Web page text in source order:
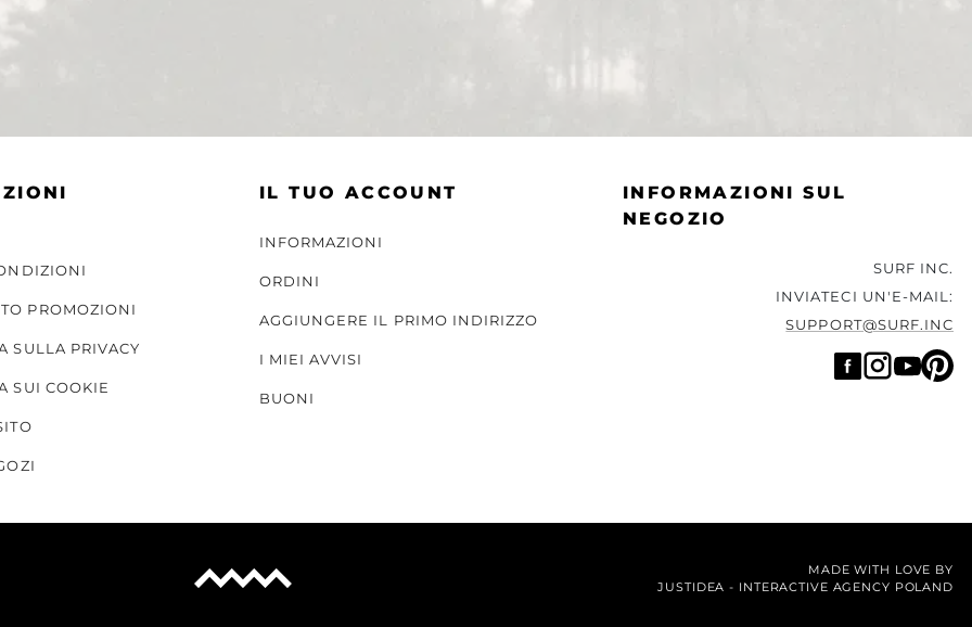
PROMOZIONI
SULLA PRIVACY
SUI COOKIE
IL TUO ACCOUNT
INFORMAZIONI
ORDINI
AGGIUNGERE IL PRIMO INDIRIZZO
I MIEI AVVISI
BUONI
INFORMAZIONI SUL
NEGOZIO
SURF INC.
INVIATECI UN'E-MAIL:
SUPPORT@SURF.INC
MADE WITH LOVE BY
JUSTIDEA - INTERACTIVE AGENCY POLAND